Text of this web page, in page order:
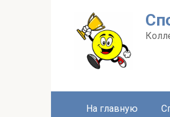
На главную